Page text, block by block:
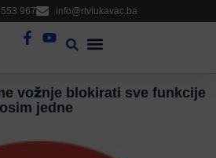
967 info@rtvlukavac.ba
vožnje blokirati sve funkcije
jedne